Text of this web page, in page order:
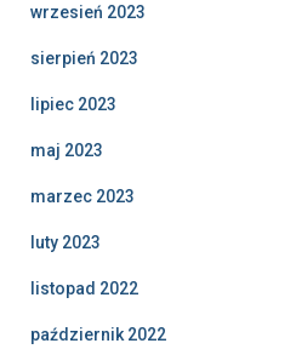
wrzesień 2023
sierpień 2023
lipiec 2023
maj 2023
marzec 2023
luty 2023
listopad 2022
październik 2022